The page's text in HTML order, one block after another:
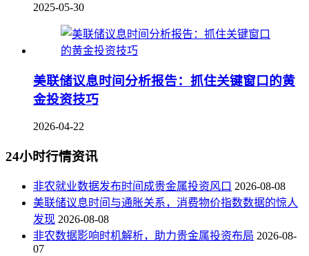
2025-05-30
美联储议息时间分析报告：抓住关键窗口的黄
金投资技巧
2026-04-22
24小时行情资讯
非农就业数据发布时间成贵金属投资风口 2026-08-08
美联储议息时间与通胀关系，消费物价指数数据的惊人
发现 2026-08-08
非农数据影响时机解析，助力贵金属投资布局 2026-08-
07